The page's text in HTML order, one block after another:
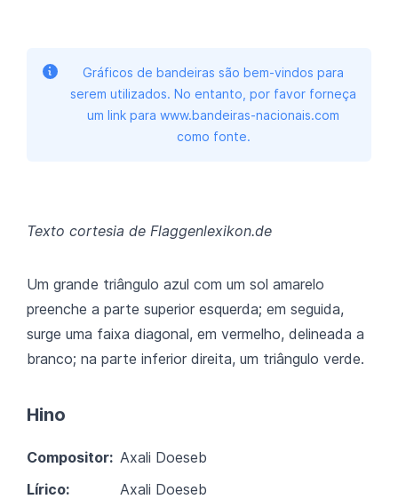
Gráficos de bandeiras são bem-vindos para
serem utilizados. No entanto, por favor forneça
um link para www.bandeiras-nacionais.com
como fonte.
Texto cortesia de Flaggenlexikon.de
Um grande triângulo azul com um sol amarelo
preenche a parte superior esquerda; em seguida,
surge uma faixa diagonal, em vermelho, delineada a
branco; na parte inferior direita, um triângulo verde.
Hino
Compositor: Axali Doeseb
Lírico:
Axali Doeseb